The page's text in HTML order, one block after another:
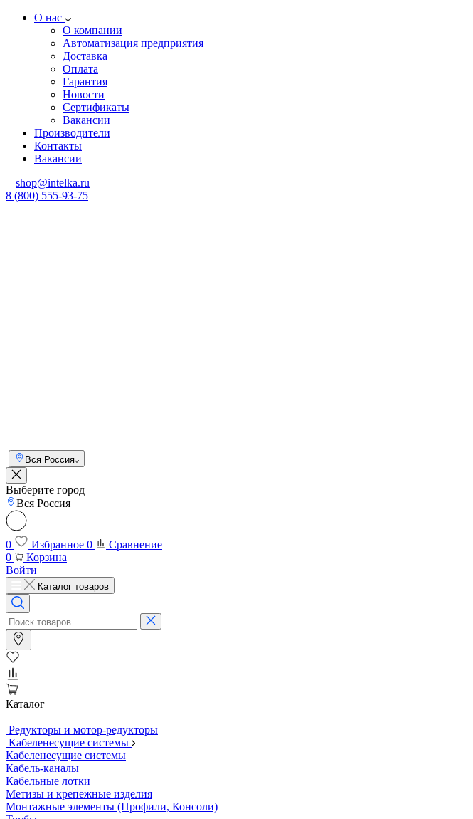
О нас
О компании
Автоматизация предприятия
Доставка
Оплата
Гарантия
Новости
Сертификаты
Вакансии
Производители
Контакты
Вакансии
shop@intelka.ru
8 (800) 555-93-75
Вся Россия
Выберите город
Вся Россия
0 Избранное 0
Сравнение
0
Корзина
Войти
Каталог товаров
Каталог
Редукторы и мотор-редукторы
Кабеленесущие системы
Кабеленесущие системы
Кабель-каналы
Кабельные лотки
Метизы и крепежные изделия
Монтажные элементы (Профили, Консоли)